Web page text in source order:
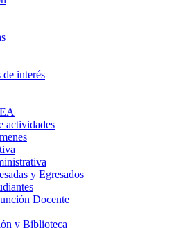
de interés
actividades
y Egresados
Docente
y Biblioteca